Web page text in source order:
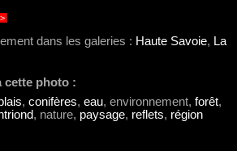
dans les galeries : Haute Savoie, La
cette photo :
, conifères, eau, environnement, forêt,
, nature, paysage, reflets, région